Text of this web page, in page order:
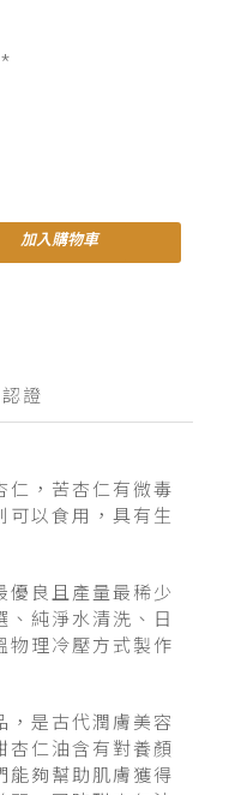
加入購物車
證
仁，苦杏仁有微毒
可以食用，具有生
優良且產量最稀少
、純淨水清洗、日
物理冷壓方式製作
，是古代潤膚美容
杏仁油含有對養顏
能夠幫助肌膚獲得